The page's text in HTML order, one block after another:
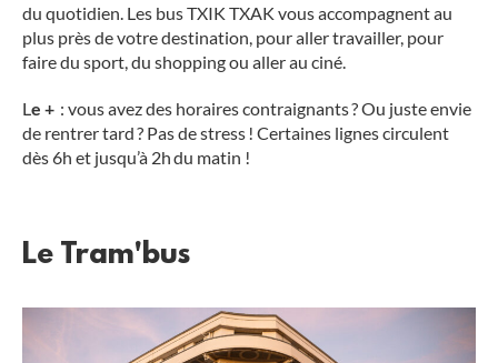
du quotidien. Les bus TXIK TXAK vous accompagnent au
plus près de votre destination, pour aller travailler, pour
faire du sport, du shopping ou aller au ciné.
L e + : vous avez des horaires contraignants ? Ou juste envie
de rentrer tard ? Pas de stress ! Certaines lignes circulent
dès 6h et jusqu’à 2h du matin !
Le Tram'bus